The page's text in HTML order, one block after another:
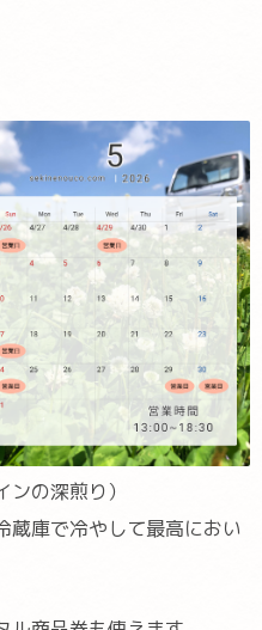
の深煎り）
蔵庫で冷やして最高におい